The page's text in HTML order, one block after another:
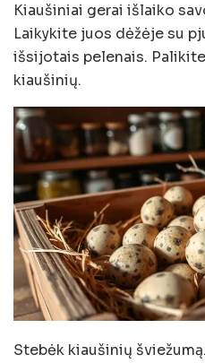
Kiaušiniai gerai išlaiko
Laikykite juos dėžėje su
išsijotais pelenais.
kiaušinių.
Stebėk kiaušinių